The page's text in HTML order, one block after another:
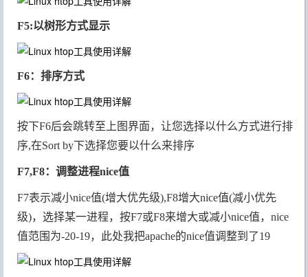
F5:以树形方式显示
F6：排序方式
按下F6后会跳转至上图界面，让您选择以什么方式进行排
序,在Sort by下选择您要以什么来排序
F7,F8：调整进程nice值
F7表示减小nice值(增大优先级),F8增大nice值(减小优先
级)，选择某一进程，按F7或F8来增大或减小nice值，nice
值范围为-20-19，此处我把apache的nice值调整到了19